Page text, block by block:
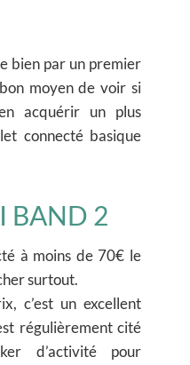
bien par un premier
moyen de voir si
acquérir un plus
connecté basique
BAND 2
à moins de 70€ le
surtout.
c’est un excellent
régulièrement cité
d’activité pour